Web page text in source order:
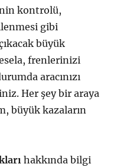
kontrolü,
gibi
büyük
frenlerinizi
aracınızı
Her şey bir araya
büyük kazaların
hakkında bilgi